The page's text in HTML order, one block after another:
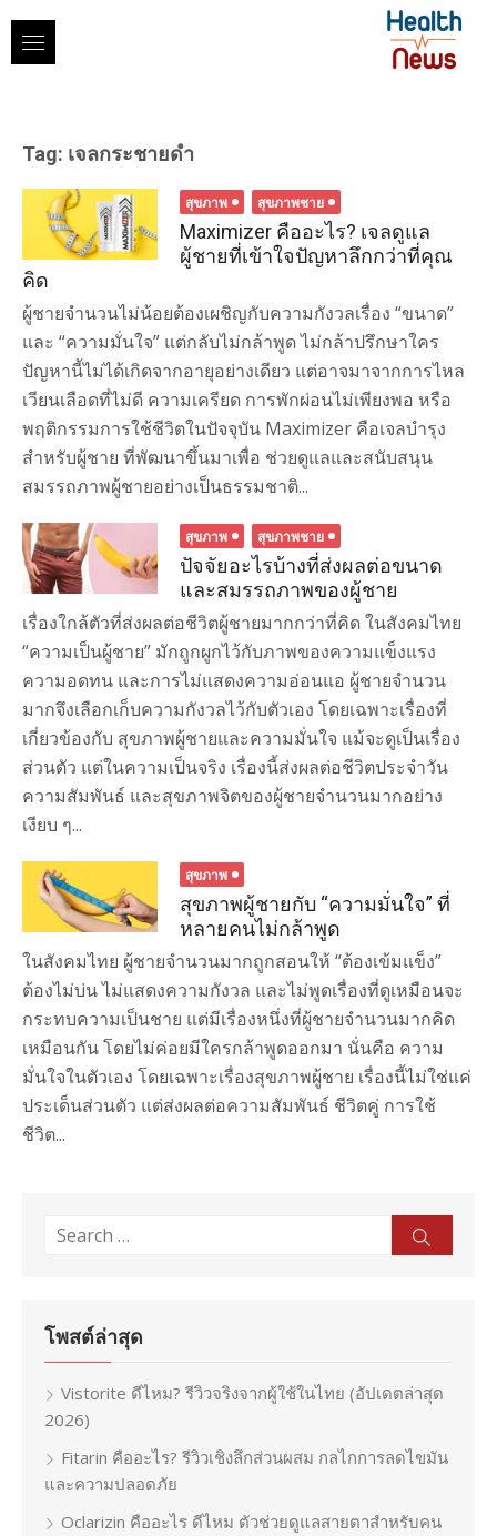
content
Tag: เจลกระชายดำ
สุขภาพ สุขภาพชาย
Maximizer คืออะไร? เจลดูแล
ผู้ชายที่เข้าใจปัญหาลึกกว่าที่คุณ
คิด
ผู้ชายจำนวนไม่น้อยต้องเผชิญกับความกังวลเรื่อง “ขนาด”
และ “ความมั่นใจ” แต่กลับไม่กล้าพูด ไม่กล้าปรึกษาใคร
ปัญหานี้ไม่ได้เกิดจากอายุอย่างเดียว แต่อาจมาจากการไหล
เวียนเลือดที่ไม่ดี ความเครียด การพักผ่อนไม่เพียงพอ หรือ
พฤติกรรมการใช้ชีวิตในปัจจุบัน Maximizer คือเจลบำรุง
สำหรับผู้ชาย ที่พัฒนาขึ้นมาเพื่อ ช่วยดูแลและสนับสนุน
สมรรถภาพผู้ชายอย่างเป็นธรรมชาติ...
สุขภาพ สุขภาพชาย
ปัจจัยอะไรบ้างที่ส่งผลต่อขนาด
และสมรรถภาพของผู้ชาย
เรื่องใกล้ตัวที่ส่งผลต่อชีวิตผู้ชายมากกว่าที่คิด ในสังคมไทย
“ความเป็นผู้ชาย” มักถูกผูกไว้กับภาพของความแข็งแรง
ความอดทน และการไม่แสดงความอ่อนแอ ผู้ชายจำนวน
มากจึงเลือกเก็บความกังวลไว้กับตัวเอง โดยเฉพาะเรื่องที่
เกี่ยวข้องกับ สุขภาพผู้ชายและความมั่นใจ แม้จะดูเป็นเรื่อง
ส่วนตัว แต่ในความเป็นจริง เรื่องนี้ส่งผลต่อชีวิตประจำวัน
ความสัมพันธ์ และสุขภาพจิตของผู้ชายจำนวนมากอย่าง
เงียบ ๆ...
สุขภาพ
สุขภาพผู้ชายกับ “ความมั่นใจ” ที่
หลายคนไม่กล้าพูด
ในสังคมไทย ผู้ชายจำนวนมากถูกสอนให้ “ต้องเข้มแข็ง”
ต้องไม่บ่น ไม่แสดงความกังวล และไม่พูดเรื่องที่ดูเหมือนจะ
กระทบความเป็นชาย แต่มีเรื่องหนึ่งที่ผู้ชายจำนวนมากคิด
เหมือนกัน โดยไม่ค่อยมีใครกล้าพูดออกมา นั่นคือ ความ
มั่นใจในตัวเอง โดยเฉพาะเรื่องสุขภาพผู้ชาย เรื่องนี้ไม่ใช่แค่
ประเด็นส่วนตัว แต่ส่งผลต่อความสัมพันธ์ ชีวิตคู่ การใช้
ชีวิต...
Search
โพสต์ล่าสุด
Vistorite ดีไหม? รีวิวจริงจากผู้ใช้ในไทย (อัปเดตล่าสุด
2026)
Fitarin คืออะไร? รีวิวเชิงลึกส่วนผสม กลไกการลดไขมัน
และความปลอดภัย
Oclarizin คืออะไร ดีไหม ตัวช่วยดูแลสายตาสำหรับคน